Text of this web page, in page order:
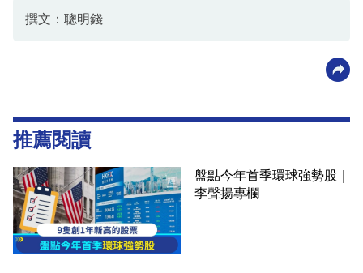
撰文：聰明錢
推薦閱讀
盤點今年首季環球強勢股｜
李聲揚專欄